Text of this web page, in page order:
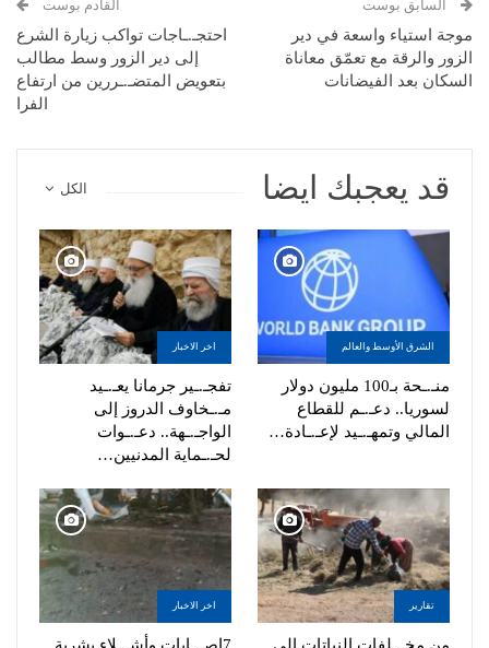
السابق بوست
موجة استياء واسعة في دير
الزور والرقة مع تعمّق معاناة
السكان بعد الفيضانات
القادم بوست
احتجـ.ـاجات تواكب زيارة الشرع
إلى دير الزور وسط مطالب
بتعويض المتضـ.ـررين من ارتفاع
الفرا
الكل قد يعجبك ايضا
الشرق الأوسط والعالم
منـ.ـحة بـ100 مليون دولار
لسوريا.. دعـ.ـم للقطاع
المالي وتمهـ.ـيد لإعـ.ـادة…
اخر الاخبار
تفجـ.ـير جرمانا يعـ.ـيد
مـ.ـخاوف الدروز إلى
الواجـ.ـهة.. دعـ.ـوات
لحـ.ـماية المدنيين…
تقارير اخر الاخبار